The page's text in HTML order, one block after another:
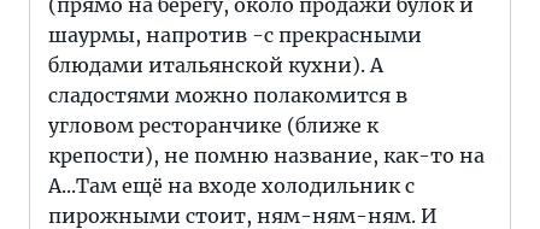
(прямо на берегу, около продажи булок и
шаурмы, напротив -с прекрасными
блюдами итальянской кухни). А
сладостями можно полакомится в
угловом ресторанчике (ближе к
крепости), не помню название, как-то на
А...Там ещё на входе холодильник с
пирожными стоит, ням-ням-ням. И